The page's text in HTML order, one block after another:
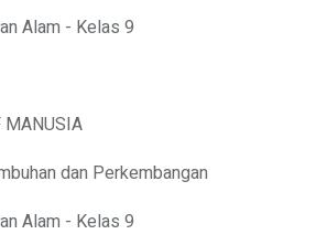
Alam - Kelas 9
MANUSIA
Alam - Kelas 9